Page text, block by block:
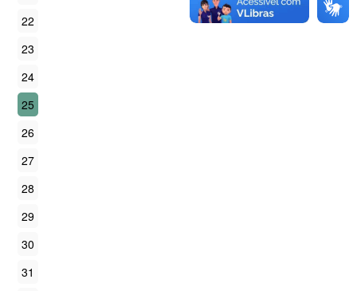
22
23
24
25
26
27
28
29
30
31